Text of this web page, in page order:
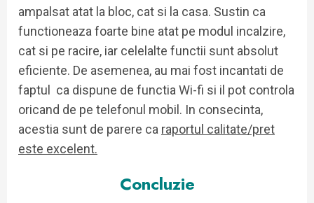
ampalsat atat la bloc, cat si la casa. Sustin ca
functioneaza foarte bine atat pe modul incalzire,
cat si pe racire, iar celelalte functii sunt absolut
eficiente. De asemenea, au mai fost incantati de
faptul ca dispune de functia Wi-fi si il pot controla
oricand de pe telefonul mobil. In consecinta,
acestia sunt de parere ca raportul calitate/pret
este excelent.
Concluzie